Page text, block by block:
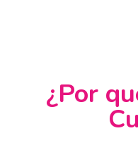
¿Por